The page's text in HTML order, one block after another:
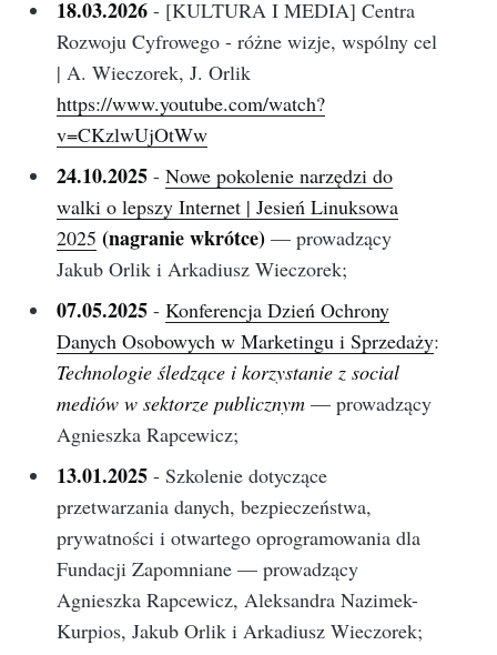
18.03.2026 - [KULTURA I MEDIA] Centra
Rozwoju Cyfrowego - różne wizje, wspólny cel
| A. Wieczorek, J. Orlik
https://www.youtube.com/watch?
v=CKzlwUjOtWw
24.10.2025-Nowe pokolenie narzędzi do
walki o lepszy Internet |Jesień Linuksowa
2025 (nagranie wkrótce) — prowadzący
Jakub Orlik i Arkadiusz Wieczorek;
07.05.2025 -Konferencja Dzień Ochrony
Danych Osobowych w Marketingu i Sprzedaży:
Technologie śledzące i korzystanie z social
mediów w sektorze publicznym — prowadzący
Agnieszka Rapcewicz;
13.01.2025 - Szkolenie dotyczące
przetwarzania danych, bezpieczeństwa,
prywatności i otwartego oprogramowania dla
Fundacji Zapomniane — prowadzący
Agnieszka Rapcewicz, Aleksandra Nazimek-
Kurpios, Jakub Orlik i Arkadiusz Wieczorek;